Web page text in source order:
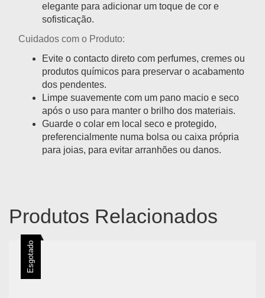
elegante para adicionar um toque de cor e
sofisticação.
Cuidados com o Produto:
Evite o contacto direto com perfumes, cremes ou
produtos químicos para preservar o acabamento
dos pendentes.
Limpe suavemente com um pano macio e seco
após o uso para manter o brilho dos materiais.
Guarde o colar em local seco e protegido,
preferencialmente numa bolsa ou caixa própria
para joias, para evitar arranhões ou danos.
Produtos Relacionados
Esgotado